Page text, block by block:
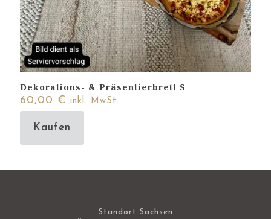
Dekorations- & Präsentierbrett S
60,00 € inkl. MwSt.
Kaufen
Standort Sachsen